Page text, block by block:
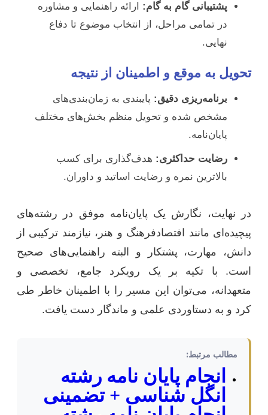
پشتیبانی گام به گام: ارائه راهنمایی و مشاوره
در تمامی مراحل، از انتخاب موضوع تا دفاع
نهایی.
تحویل به موقع و اطمینان از نتیجه
برنامه‌ریزی دقیق: پایبندی به زمان‌بندی‌های
مشخص شده و تحویل منظم بخش‌های مختلف
پایان‌نامه.
رضایت حداکثری: هدف‌گذاری برای کسب
بالاترین نمره و رضایت اساتید و داوران.
در نهایت، نگارش یک پایان‌نامه موفق در رشته‌های
پیچیده‌ای مانند افتصادفرهنگ و هنر، نیازمند ترکیبی از
دانش، مهارت، پشتکار و البته راهنمایی‌های صحیح
است. با تکیه بر یک رویکرد جامع، تخصصی و
متعهدانه، می‌توان این مسیر را با اطمینان خاطر طی
کرد و به دستاوردی علمی و ماندگار دست یافت.
مطالب مرتبط:
انجام پایان نامه رشته
انگل شناسی + تضمینی